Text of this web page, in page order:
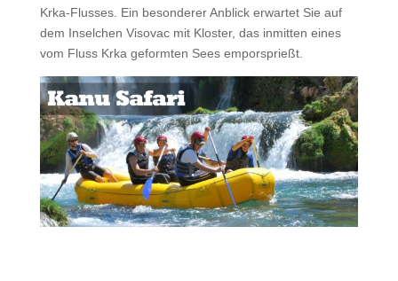
Krka-Flusses. Ein besonderer Anblick erwartet Sie auf
dem Inselchen Visovac mit Kloster, das inmitten eines
vom Fluss Krka geformten Sees emporsprießt.